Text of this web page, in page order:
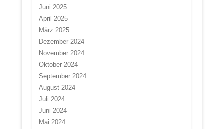
Juni 2025
April 2025
März 2025
Dezember 2024
November 2024
Oktober 2024
September 2024
August 2024
Juli 2024
Juni 2024
Mai 2024